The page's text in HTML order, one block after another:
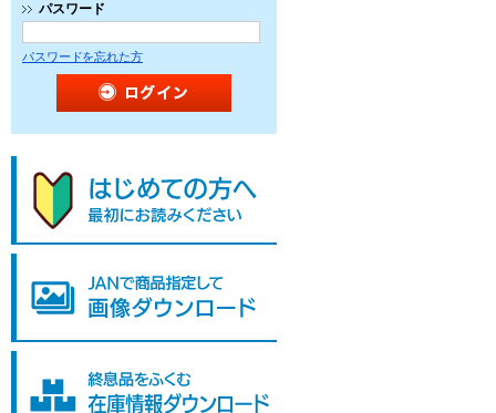
パスワード
パスワードを忘れた方